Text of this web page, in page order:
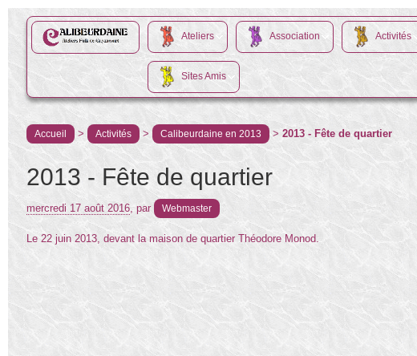
Ateliers Association Activités
Sites Amis
Accueil > Activités > Calibeurdaine en 2013 >2013 - Fête de quartier
2013 - Fête de quartier
mercredi 17 août 2016,par Webmaster
Le 22 juin 2013, devant la maison de quartier Théodore Monod.